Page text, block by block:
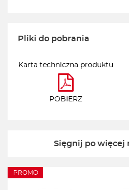
Pliki do pobrania
Karta techniczna produktu
POBIERZ
Sięgnij po więcej
PROMO